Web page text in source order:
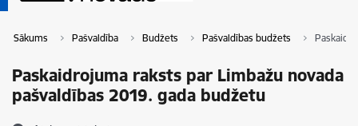
Sākums Pašvaldība Budžets Pašvaldības budžets
Paskaidrojuma raksts par Limbažu novada
pašvaldības 2019. gada budžetu